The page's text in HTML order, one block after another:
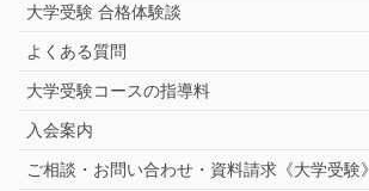
大学受験 合格体験談
よくある質問
大学受験コースの指導料
入会案内
ご相談・お問い合わせ・資料請求《大学受験》